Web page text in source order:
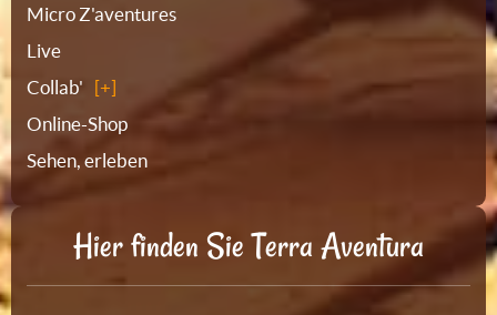
Micro Z'aventures
Live
Collab'
Online-Shop
Sehen, erleben
Hier finden Sie Terra Aventura